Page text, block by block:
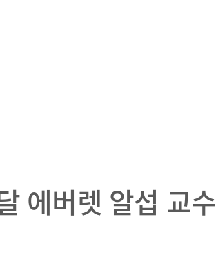
에버렛 알섭 교수